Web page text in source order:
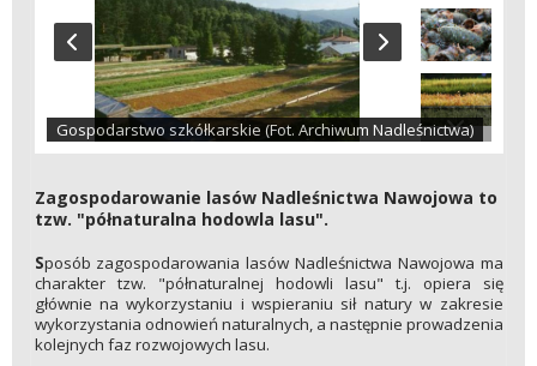
Gospodarstwo szkółkarskie (Fot. Archiwum Nadleśnictwa)
Zagospodarowanie lasów Nadleśnictwa Nawojowa to
tzw. "półnaturalna hodowla lasu".
Sposób zagospodarowania lasów Nadleśnictwa Nawojowa ma
charakter tzw. "półnaturalnej hodowli lasu" t.j. opiera się
głównie na wykorzystaniu i wspieraniu sił natury w zakresie
wykorzystania odnowień naturalnych, a następnie prowadzenia
kolejnych faz rozwojowych lasu.